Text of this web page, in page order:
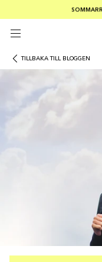
FRI
TILLBAKA TILL BLOGGEN